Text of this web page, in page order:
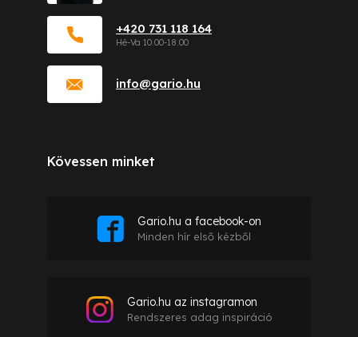
info@gario.hu
+420 731 118 164
Kövessen minket
Gario.hu a facebook-on
Minden hír első kézből
Gario.hu az instagramon
Rendszeres adag inspiráció